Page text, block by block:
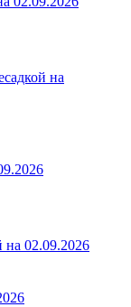
на
на 02.09.2026